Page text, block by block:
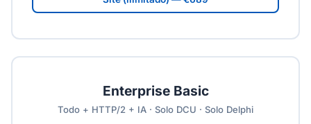
Enterprise Basic
Todo + HTTP/2 + IA · Solo DCU · Solo Delphi